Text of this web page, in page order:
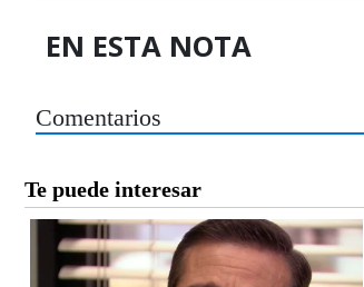
EN ESTA NOTA
Comentarios